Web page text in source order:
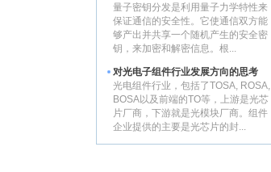
量子密钥分发是利用量子力学特性来
保证通信的安全性。它使通信双方能
够产出并共享一个随机产生的安全密
钥，来加密和解密信息。根...
对光电子组件行业发展方向的思考
光电组件行业，包括了TOSA, ROSA,
BOSA以及前端的TO等，上游是光芯
片厂商，下游就是光模块厂商。组件
企业提供的主要是光芯片的封...